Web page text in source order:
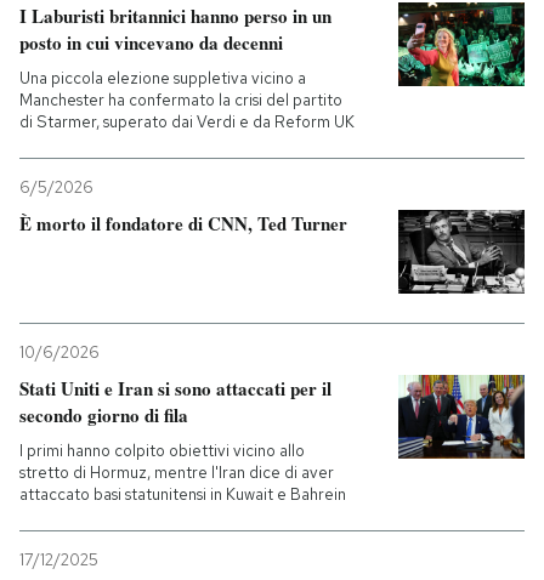
I Laburisti britannici hanno perso in un
posto in cui vincevano da decenni
Una piccola elezione suppletiva vicino a
Manchester ha confermato la crisi del partito
di Starmer, superato dai Verdi e da Reform UK
6/5/2026
È morto il fondatore di CNN, Ted Turner
10/6/2026
Stati Uniti e Iran si sono attaccati per il
secondo giorno di fila
I primi hanno colpito obiettivi vicino allo
stretto di Hormuz, mentre l'Iran dice di aver
attaccato basi statunitensi in Kuwait e Bahrein
17/12/2025